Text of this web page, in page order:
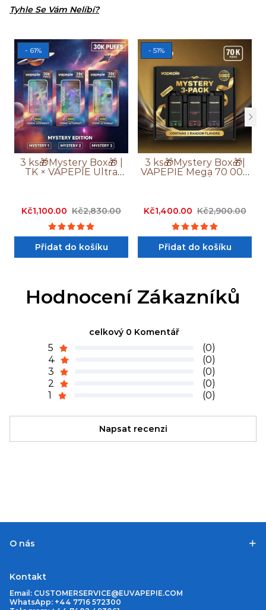
Tyhle Se Vám Nelíbí?
- 61%
3 ks🎁Mystery Box🎁 |
TK × VAPEPIE Ultra
Kč1,100.00 Kč2,830.00
Přidat do košíku
- 51%
3 ks🎁Mystery Box🎁|
VAPEPIE Mega 70 000
Kč1,400.00 Kč2,900.00
Přidat do košíku
Hodnocení Zákazníků
celkový 0 Komentář
5
(0)
4
(0)
3
(0)
2
(0)
1
(0)
Napsat recenzi
O nás
Kontakt
Email: CUSTOMERSERVICE@EUVAPEPIE.COM
WhatsApp: +44 7716 572300